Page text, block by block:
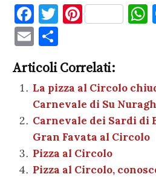
F
a
c
e
b
o
o
k
T
te
r
Pi
es
t
E
m
ai
l
n
di
vi
di
Articoli Correlati:
La pizza al Circolo
Carnevale di Su
Carnevale dei Sardi di
Gran Favata al Circolo
Pizza al Circolo
Pizza al Circolo,